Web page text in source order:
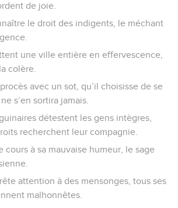
de joie.
le droit des indigents, le méchant
une ville entière en effervescence,
colère.
avec un sot, qu’il choisisse de se
s’en sortira jamais.
détestent les gens intègres,
recherchent leur compagnie.
cours à sa mauvaise humeur, le sage
attention à des mensonges, tous ses
malhonnêtes.